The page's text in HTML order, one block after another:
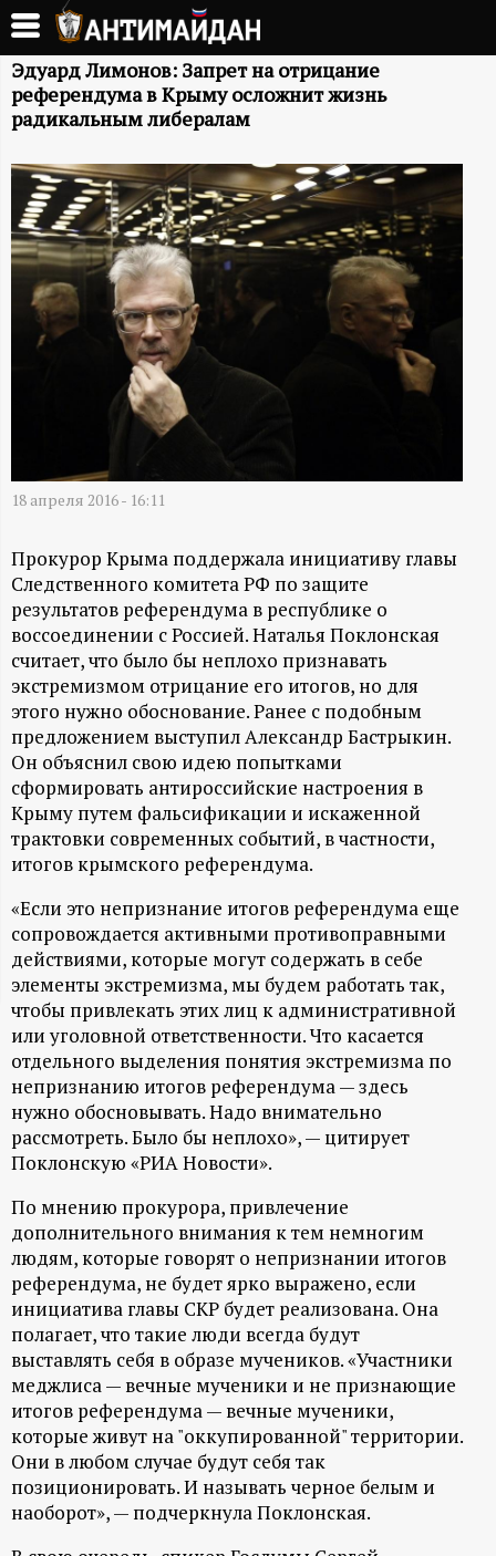
Перейти
основному
содержанию
А
Н
Т
И
М
А
Н
-
и
н
ф
о
р
м
а
ц
и
о
н
ы
й
п
о
р
Эдуард Лимонов: Запрет на отрицание
референдума в Крыму осложнит жизнь
радикальным либералам
18 апреля 2016 - 16:11
Прокурор Крыма поддержала инициативу главы
Следственного комитета РФ по защите
результатов референдума в республике о
воссоединении с Россией. Наталья Поклонская
считает, что было бы неплохо признавать
экстремизмом отрицание его итогов, но для
этого нужно обоснование. Ранее с подобным
предложением выступил Александр Бастрыкин.
Он объяснил свою идею попытками
сформировать антироссийские настроения в
Крыму путем фальсификации и искаженной
трактовки современных событий, в частности,
итогов крымского референдума.
«Если это непризнание итогов референдума еще
сопровождается активными противоправными
действиями, которые могут содержать в себе
элементы экстремизма, мы будем работать так,
чтобы привлекать этих лиц к административной
или уголовной ответственности. Что касается
отдельного выделения понятия экстремизма по
непризнанию итогов референдума — здесь
нужно обосновывать. Надо внимательно
рассмотреть. Было бы неплохо», — цитирует
Поклонскую «РИА Новости».
По мнению прокурора, привлечение
дополнительного внимания к тем немногим
людям, которые говорят о непризнании итогов
референдума, не будет ярко выражено, если
инициатива главы СКР будет реализована. Она
полагает, что такие люди всегда будут
выставлять себя в образе мучеников. «Участники
меджлиса — вечные мученики и не признающие
итогов референдума — вечные мученики,
которые живут на "оккупированной" территории.
Они в любом случае будут себя так
позиционировать. И называть черное белым и
наоборот», — подчеркнула Поклонская.